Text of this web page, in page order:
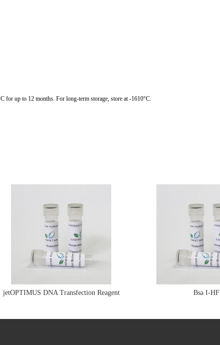
for up to 12 months. For long-term storage, store at -1610°C.
jetOPTIMUS DNA Transfection Reagent Bsa I-HF